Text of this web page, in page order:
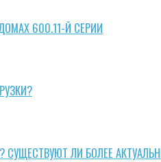
600.11-Й СЕРИИ
СУЩЕСТВУЮТ ЛИ БОЛЕЕ